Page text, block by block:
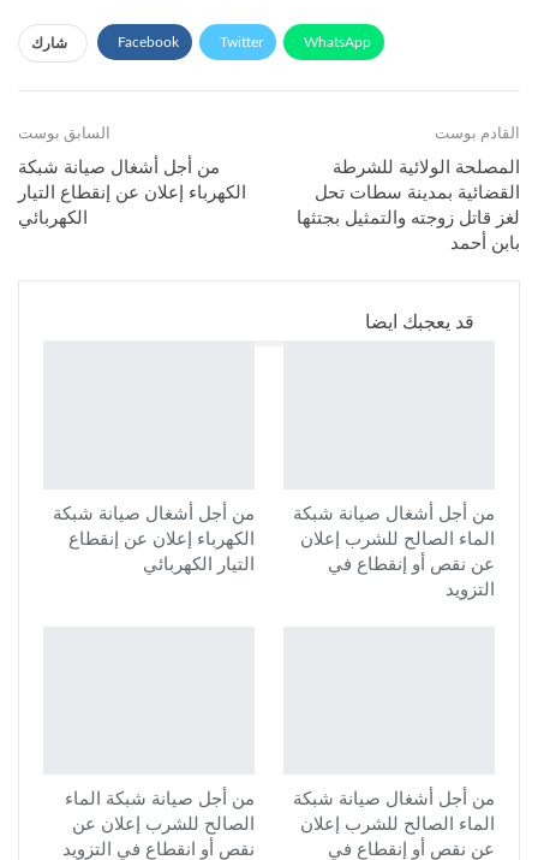
شارك Facebook Twitter WhatsApp
Telegram
السابق بوست
من أجل أشغال صيانة شبكة
الكهرباء إعلان عن إنقطاع التيار
الكهربائي
القادم بوست
المصلحة الولائية للشرطة
القضائية بمدينة سطات تحل
لغز قاتل زوجته والتمثيل بجتثها
بابن أحمد
قد يعجبك ايضا
من أجل أشغال صيانة شبكة
الكهرباء إعلان عن إنقطاع
التيار الكهربائي
من أجل أشغال صيانة شبكة
الماء الصالح للشرب إعلان
عن نقص أو إنقطاع في
التزويد
من أجل صيانة شبكة الماء
الصالح للشرب إعلان عن
نقص أو انقطاع في التزويد
من أجل أشغال صيانة شبكة
الماء الصالح للشرب إعلان
عن نقص أو إنقطاع في